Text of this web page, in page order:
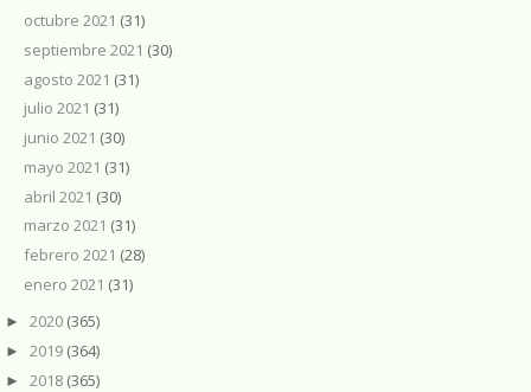
octubre 2021 (31)
septiembre 2021 (30)
agosto 2021 (31)
julio 2021 (31)
junio 2021 (30)
mayo 2021 (31)
abril 2021 (30)
marzo 2021 (31)
febrero 2021 (28)
enero 2021 (31)
► 2020 (365)
► 2019 (364)
► 2018 (365)